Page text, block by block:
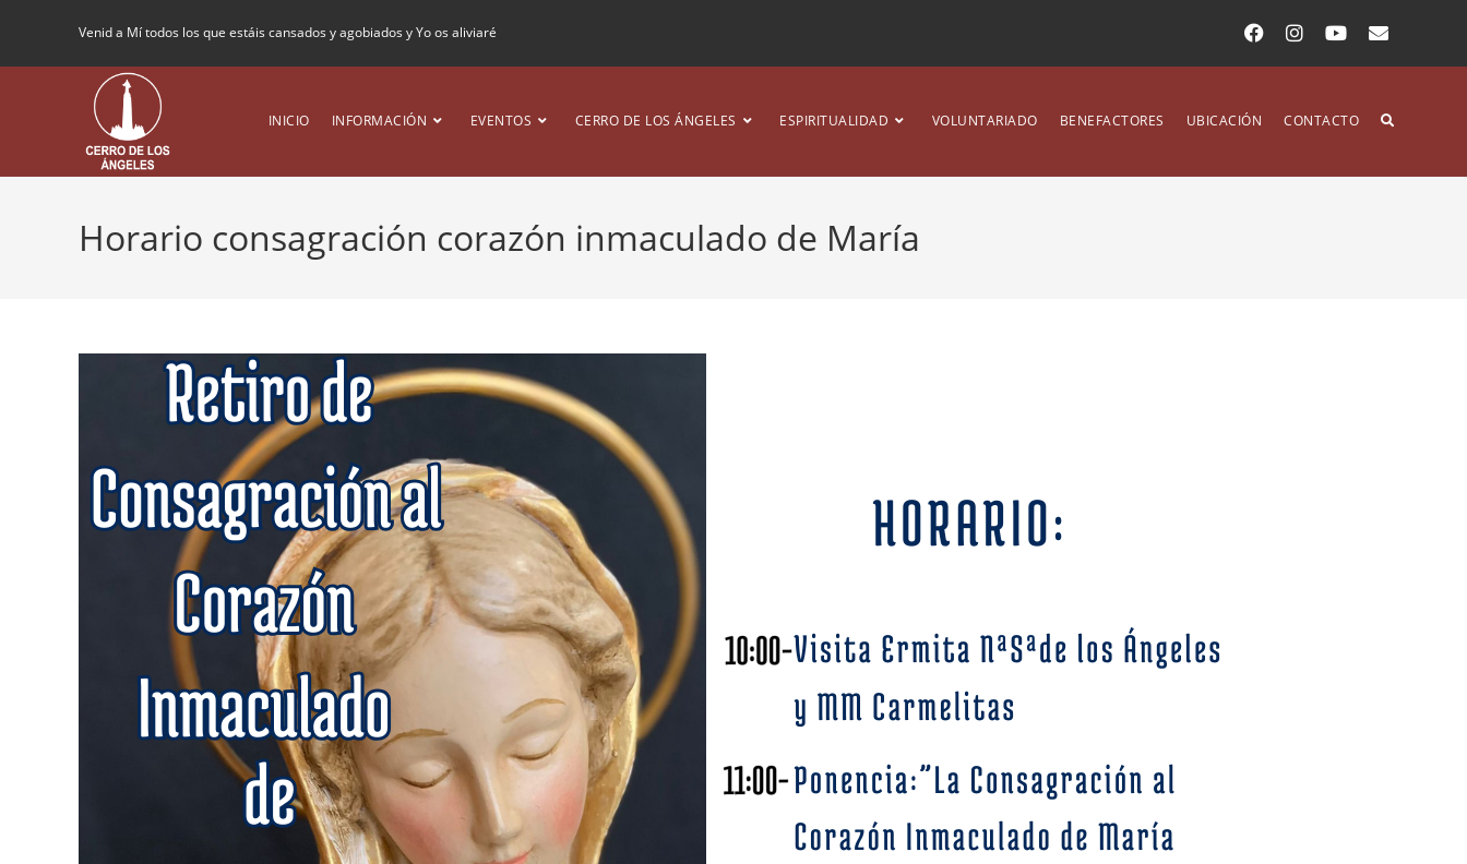
Venid a Mí todos los que estáis cansados y agobiados y Yo os aliviaré
INICIO INFORMACIÓN EVENTOS CERRO DE LOS ÁNGELES ESPIRITUALIDAD VOLUNTARIADO BENEFACTORES UBICACIÓN CONTACTO
Horario consagración corazón inmaculado de María